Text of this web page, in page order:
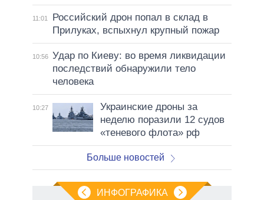
11:01
Российский дрон попал в склад в
Прилуках, вспыхнул крупный пожар
10:56 Удар по Киеву: во время ликвидации
последствий обнаружили тело
человека
10:27
Украинские дроны за
неделю поразили 12 судов
«теневого флота» рф
Больше новостей
ИНФОГРАФИКА